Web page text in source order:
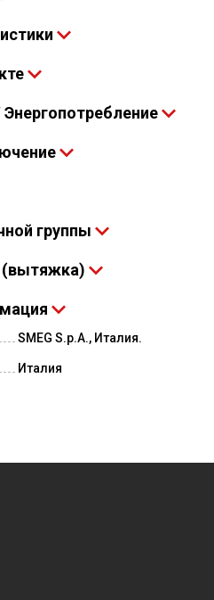
группы
SMEG S.p.A., Италия.
Италия